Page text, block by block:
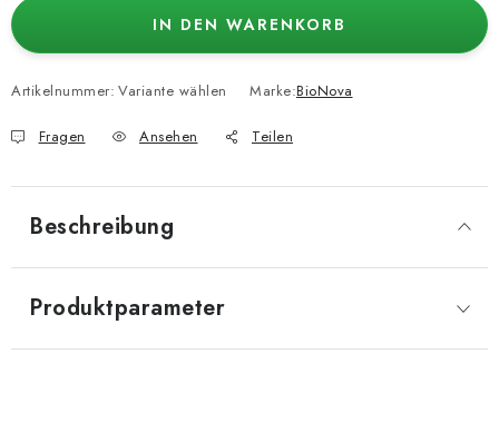
IN DEN WARENKORB
Artikelnummer: Variante wählen Marke:BioNova
Fragen Ansehen Teilen
Beschreibung
Produktparameter